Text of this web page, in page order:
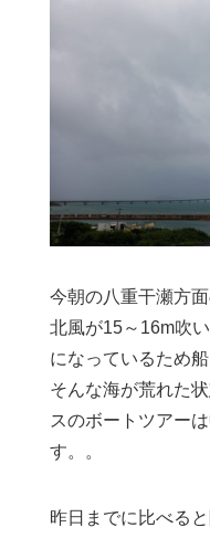
今朝の八重干瀬方
北風が15～16m吹
になっているため
そんな海が荒れた
スのボートツアー
す。。
昨日までに比べる